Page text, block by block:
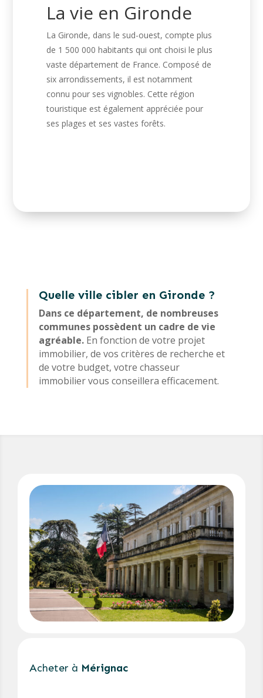
La vie en Gironde
La Gironde, dans le sud-ouest, compte plus
de 1 500 000 habitants qui ont choisi le plus
vaste département de France. Composé de
six arrondissements, il est notamment
connu pour ses vignobles. Cette région
touristique est également appréciée pour
ses plages et ses vastes forêts.
Quelle ville cibler en Gironde ?
Dans ce département, de nombreuses
communes possèdent un cadre de vie
agréable.En fonction de votre projet
immobilier, de vos critères de recherche et
de votre budget, votre chasseur
immobilier vous conseillera efficacement.
Acheter à Mérignac